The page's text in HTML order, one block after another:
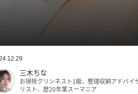
三木ちな
お掃除クリンネスト1級、整理収納アドバイ
リスト、歴20年業スーマニア